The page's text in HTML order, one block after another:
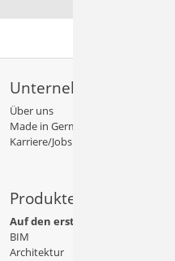
Unternehmen
Über uns
Made in Germany
Karriere/Jobs
Produkte
Auf den ersten Blick
BIM
Architektur